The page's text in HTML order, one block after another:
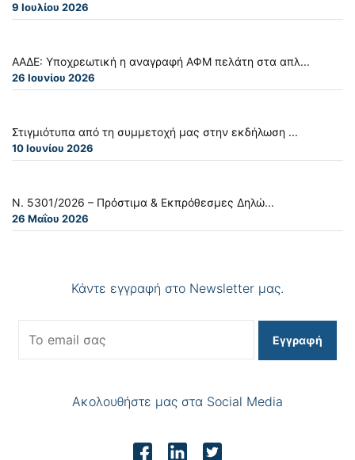
9 Ιουλίου 2026
ΑΑΔΕ: Υποχρεωτική η αναγραφή ΑΦΜ πελάτη στα απλ...
26 Ιουνίου 2026
Στιγμιότυπα από τη συμμετοχή μας στην εκδήλωση ...
10 Ιουνίου 2026
Ν. 5301/2026 – Πρόστιμα & Εκπρόθεσμες Δηλώ...
26 Μαΐου 2026
Κάντε εγγραφή στο Newsletter μας.
Εγγραφή
Ακολουθήστε μας στα Social Media